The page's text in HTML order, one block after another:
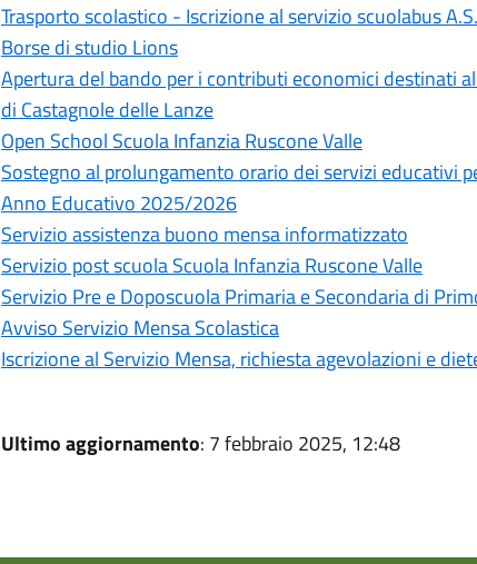
Trasporto scolastico - Iscrizione al servizio scuolabus
Borse di studio Lions
Apertura del bando per i contributi economici destinati
di Castagnole delle Lanze
Open School Scuola Infanzia Ruscone Valle
Sostegno al prolungamento orario dei servizi educativi
Anno Educativo 2025/2026
Servizio assistenza buono mensa informatizzato
Servizio post scuola Scuola Infanzia Ruscone Valle
Servizio Pre e Doposcuola Primaria e Secondaria di
Avviso Servizio Mensa Scolastica
Iscrizione al Servizio Mensa, richiesta agevolazioni e
Ultimo aggiornamento: 7 febbraio 2025, 12:48